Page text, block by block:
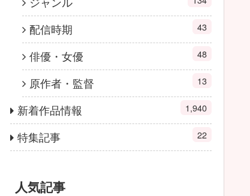
配信時期 43
俳優・女優 48
原作者・監督 13
新着作品情報 1,940
特集記事 22
人気記事